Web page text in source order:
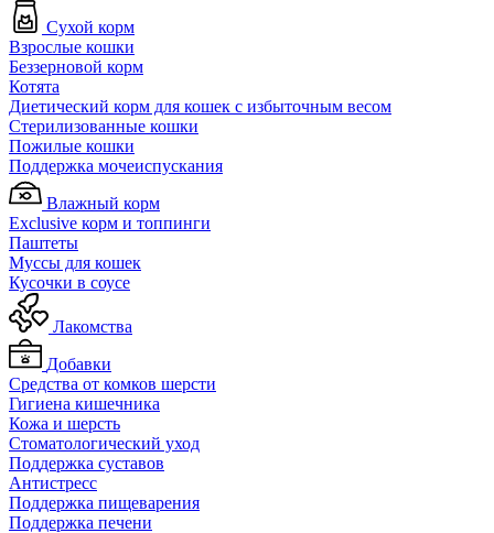
Сухой корм
Взрослые кошки
Беззерновой корм
Котята
Диетический корм для кошек с избыточным весом
Стерилизованные кошки
Пожилые кошки
Поддержка мочеиспускания
Влажный корм
Exclusive корм и топпинги
Паштеты
Муссы для кошек
Кусочки в соусе
Лакомства
Добавки
Средства от комков шерсти
Гигиена кишечника
Кожа и шерсть
Cтоматологический уход
Поддержка суставов
Антистресс
Поддержка пищеварения
Поддержка печени